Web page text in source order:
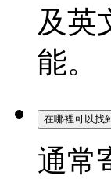
及英
能。
在哪裡可以找
通常